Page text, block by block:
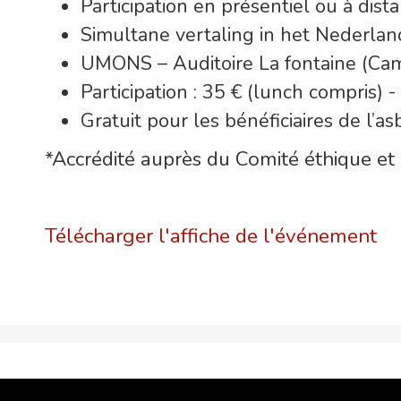
Participation en présentiel ou à
Simultane vertaling in het
UMONS – Auditoire La fontaine
Participation : 35 € (lunch compris)
Gratuit pour les bénéficiaires de
*Accrédité auprès du Comité éthique et
Télécharger l'affiche de l'événement